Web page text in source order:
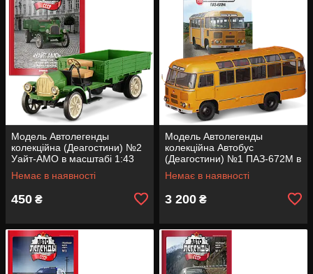
Модель Автолегенды
колекційна (Деагостини) №2
Уайт-АМО в масштабі 1:43
Немає в наявності
450 ₴
Модель Автолегенды
колекційна Автобус
(Деагостини) №1 ПАЗ-672М в
масштабі 1:43
Немає в наявності
3 200 ₴